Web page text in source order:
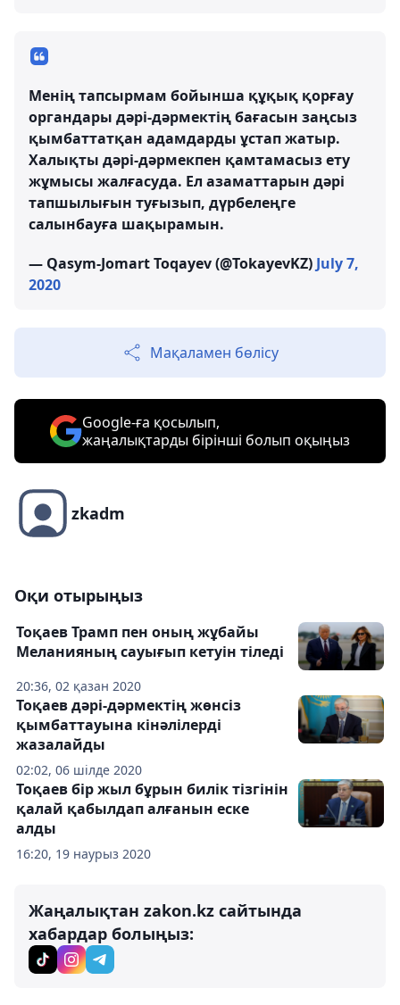
Менің тапсырмам бойынша құқық қорғау
органдары дәрі-дәрмектің бағасын заңсыз
қымбаттатқан адамдарды ұстап жатыр.
Халықты дәрі-дәрмекпен қамтамасыз ету
жұмысы жалғасуда. Ел азаматтарын дәрі
тапшылығын туғызып, дүрбелеңге
салынбауға шақырамын.
— Qasym-Jomart Toqayev (@TokayevKZ) July 7,
2020
Мақаламен бөлісу
Google-ға қосылып,
жаңалықтарды бірінші болып оқыңыз
zkadm
Оқи отырыңыз
20:36, 02 қазан 2020
Тоқаев Трамп пен оның жұбайы
Меланияның сауығып кетуін тіледі
02:02, 06 шілде 2020
Тоқаев дәрі-дәрмектің жөнсіз
қымбаттауына кінәлілерді
жазалайды
16:20, 19 наурыз 2020
Тоқаев бір жыл бұрын билік тізгінін
қалай қабылдап алғанын еске
алды
Жаңалықтан zakon.kz сайтында
хабардар болыңыз: